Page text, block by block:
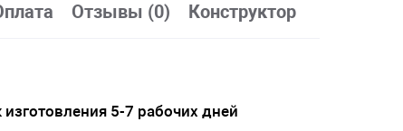
Отзывы (0) Конструктор
5-7 рабочих дней